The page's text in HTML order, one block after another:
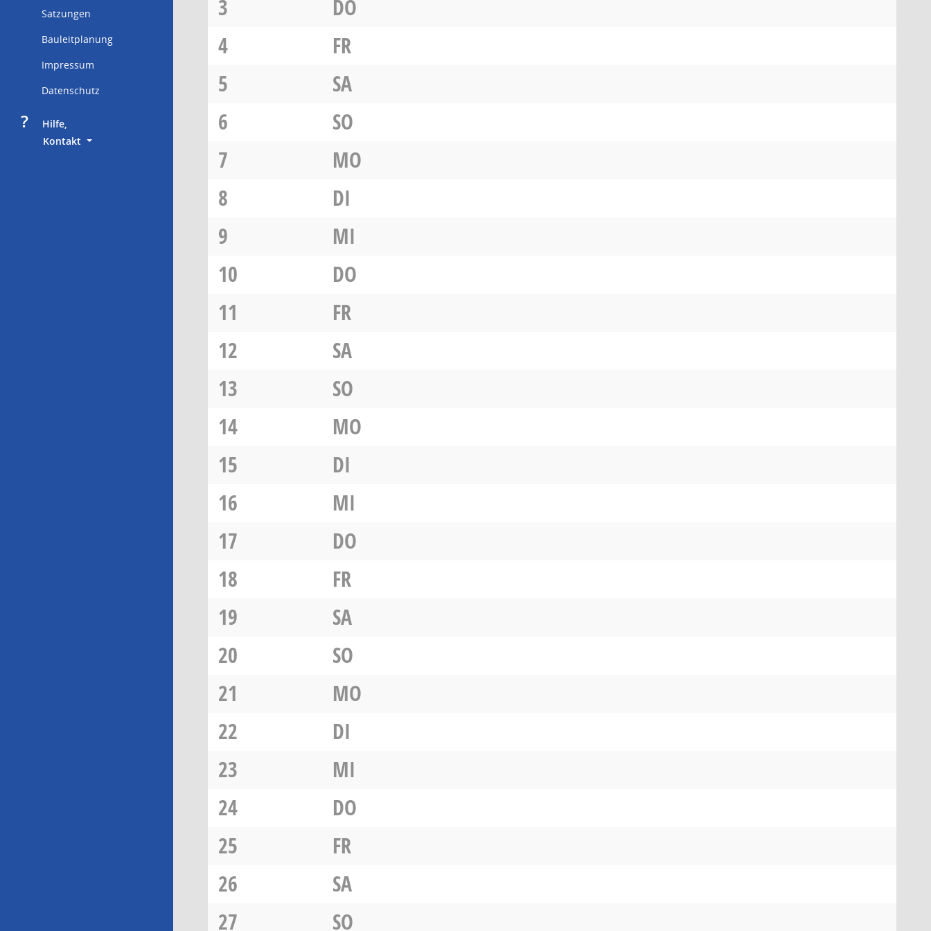
Satzungen
Bauleitplanung
Impressum
Datenschutz
?
     Hilfe,
Kontakt
3
DO
4
FR
5
SA
6
SO
7
MO
8
DI
9
MI
10
DO
11
FR
12
SA
13
SO
14
MO
15
DI
16
MI
17
DO
18
FR
19
SA
20
SO
21
MO
22
DI
23
MI
24
DO
25
FR
26
SA
27
SO